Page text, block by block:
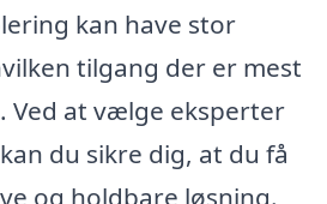
kan have stor
tilgang der er mest
Ved at vælge eksperter
du sikre dig, at du få